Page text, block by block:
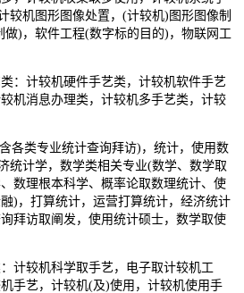
较机图形图像处置，(计较机)图形图像制
)，软件工程(数字标的目的)，物联网工
计较机硬件手艺类，计较机软件手艺
机消息办理类，计较机多手艺类，计较
类专业统计查询拜访)，统计，使用数
统计学，数学类相关专业(数学、数学取
数理根本科学、概率论取数理统计、使
)，打算统计，运营打算统计，经济统计
拜访取阐发，使用统计硕士，数学取使
较机科学取手艺，电子取计较机工
手艺，计较机(及)使用，计较机使用手